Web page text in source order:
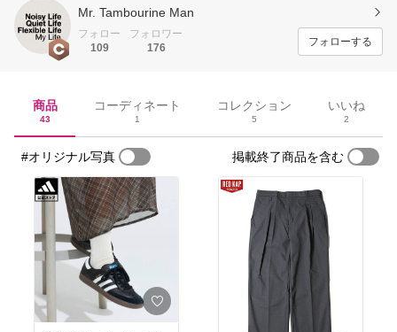
Mr. Tambourine Man
フォロー
109
フォロワー
176
フォローする
商品
43
コーディネート
1
コレクション
5
いいね
2
#オリジナル写真 掲載終了商品を含む